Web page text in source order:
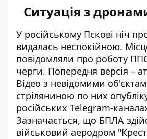
Ситуація з
У російському Пскові ніч
видалась неспокійною.
повідомляли про роботу
черги. Попередня версія –
Відео з невідомими
стріляниною по них
російських Telegram-
Зазначається, що БПЛА
військовий аеродром